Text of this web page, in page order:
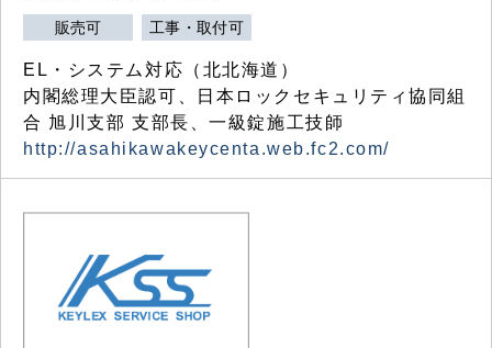
販売可 工事・取付可
EL・システム対応（北北海道）
内閣総理大臣認可、日本ロックセキュリティ協同組
合 旭川支部 支部長、一級錠施工技師
http://asahikawakeycenta.web.fc2.com/